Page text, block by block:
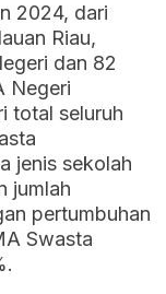
2024, dari
Riau,
dan 82
Negeri
total seluruh
jenis sekolah
jumlah
pertumbuhan
Swasta